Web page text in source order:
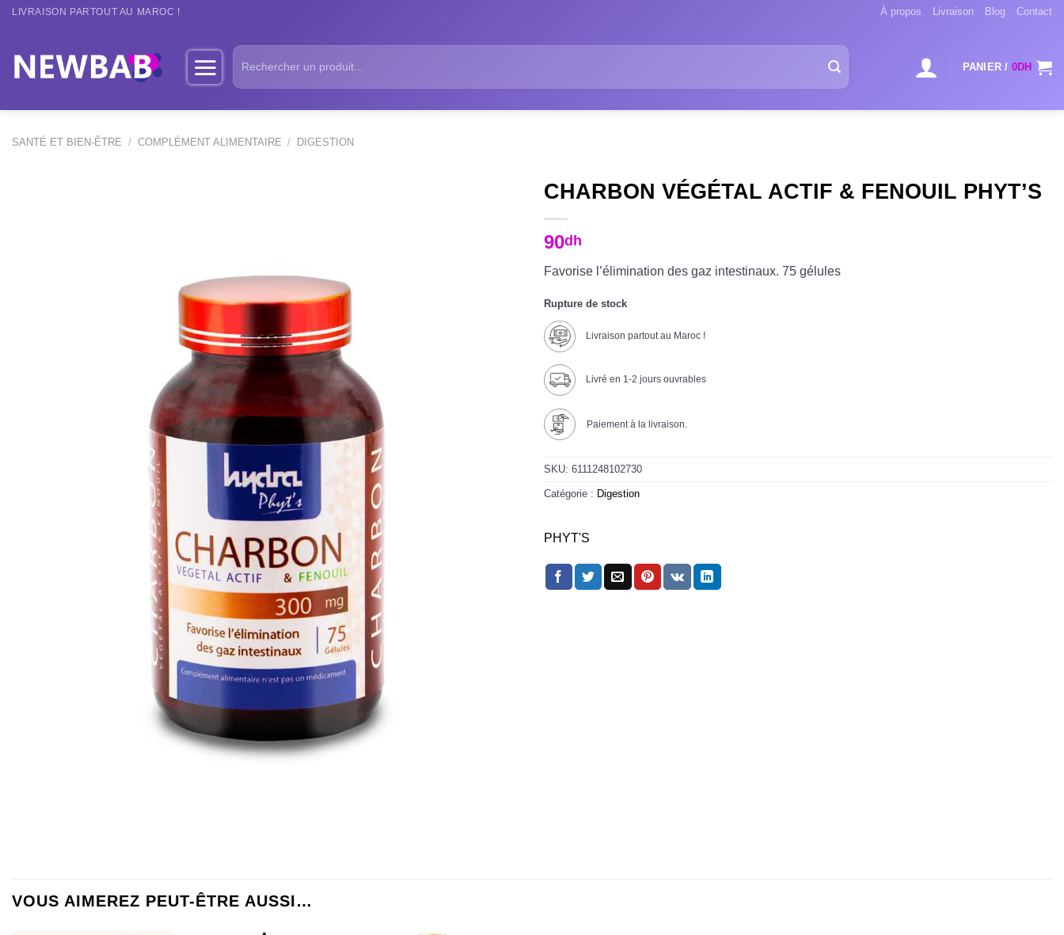
Passer
LIVRAISON PARTOUT AU MAROC ! À propos Livraison Blog Contact
Recherche
pour :
PANIER / 0DH
SANTÉ ET BIEN-ÊTRE / COMPLÉMENT ALIMENTAIRE / DIGESTION
CHARBON VÉGÉTAL ACTIF & FENOUIL PHYT’S
90dh
Favorise l’élimination des gaz intestinaux. 75 gélules
Rupture de stock
Livraison partout au Maroc !
Livré en 1-2 jours ouvrables
Paiement à la livraison.
SKU: 6111248102730
Catégorie : Digestion
PHYT'S
VOUS AIMEREZ PEUT-ÊTRE AUSSI…